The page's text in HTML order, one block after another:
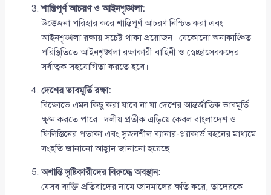
শান্তিপূর্ণ আচরণ ও আইনশৃঙ্খলা:
উত্তেজনা পরিহার করে শান্তিপূর্ণ আচরণ নিশ্চিত করা এবং
আইনশৃঙ্খলা রক্ষায় সচেষ্ট থাকা প্রয়োজন। যেকোনো অনাকাঙ্ক্ষিত
পরিস্থিতিতে আইনশৃঙ্খলা রক্ষাকারী বাহিনী ও স্বেচ্ছাসেবকদের
সর্বাত্মক সহযোগিতা করতে হবে।
দেশের ভাবমূর্তি রক্ষা:
বিক্ষোভে এমন কিছু করা যাবে না যা দেশের আন্তর্জাতিক ভাবমূর্তি
ক্ষুণ্ন করতে পারে। দলীয় প্রতীক এড়িয়ে কেবল বাংলাদেশ ও
ফিলিস্তিনের পতাকা এবং সৃজনশীল ব্যানার-প্ল্যাকার্ড বহনের মাধ্যমে
সংহতি জানানো আহ্বান জানানো হয়েছে।
অশান্তি সৃষ্টিকারীদের বিরুদ্ধে অবস্থান:
যেসব ব্যক্তি প্রতিবাদের নামে জানমালের ক্ষতি করে, তাদেরকে